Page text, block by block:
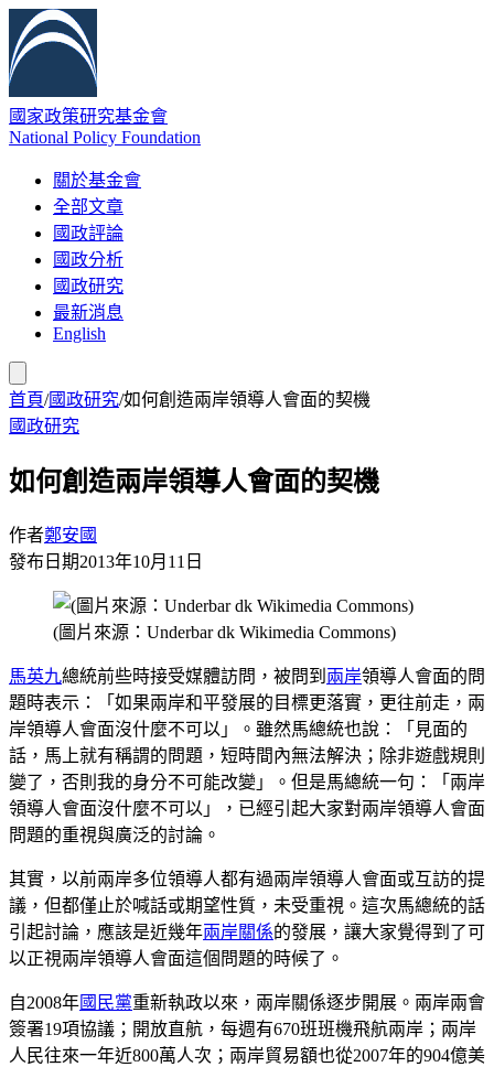
國家政策研究基金會
National Policy Foundation
關於基金會
全部文章
國政評論
國政分析
國政研究
最新消息
English
首頁/國政研究/如何創造兩岸領導人會面的契機
國政研究
如何創造兩岸領導人會面的契機
作者鄭安國
發布日期2013年10月11日
(圖片來源：Underbar dk Wikimedia Commons)
馬英九總統前些時接受媒體訪問，被問到 兩岸領導人會面的問
題時表示：「如果兩岸和平發展的目標更落實，更往前走，兩
岸領導人會面沒什麼不可以」。雖然馬總統也說：「見面的
話，馬上就有稱謂的問題，短時間內無法解決；除非遊戲規則
變了，否則我的身分不可能改變」。但是馬總統一句：「兩岸
領導人會面沒什麼不可以」，已經引起大家對兩岸領導人會面
問題的重視與廣泛的討論。
其實，以前兩岸多位領導人都有過兩岸領導人會面或互訪的提
議，但都僅止於喊話或期望性質，未受重視。這次馬總統的話
引起討論，應該是近幾年兩岸關係的發展，讓大家覺得到了可
以正視兩岸領導人會面這個問題的時候了。
自2008年國民黨重新執政以來，兩岸關係逐步開展。兩岸兩會
簽署19項協議；開放直航，每週有670班班機飛航兩岸；兩岸
人民往來一年近800萬人次；兩岸貿易額也從2007年的904億美